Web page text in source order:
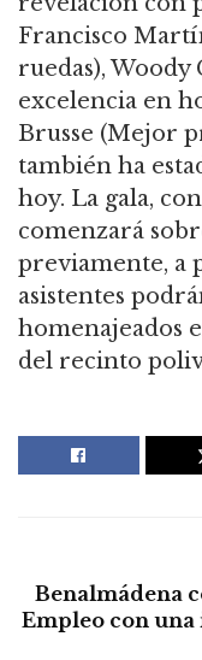
Francisco
ruedas),
excelencia en
Brusse (Mejor
también ha
hoy. La gala,
comenzará
previamente, a
asistentes
homenajeados
del recinto
Benalmádena
Empleo con